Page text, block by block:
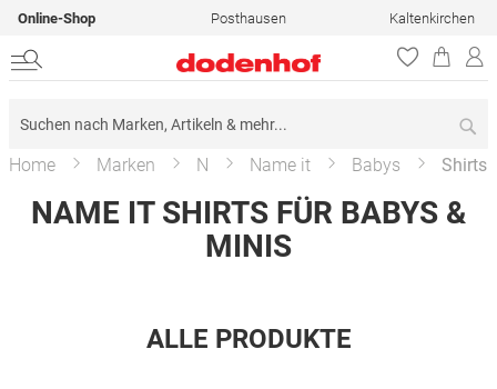
Online-Shop Posthausen Kaltenkirchen
Home Marken N Name it Babys Shirts
NAME IT SHIRTS FÜR BABYS &
MINIS
ALLE PRODUKTE